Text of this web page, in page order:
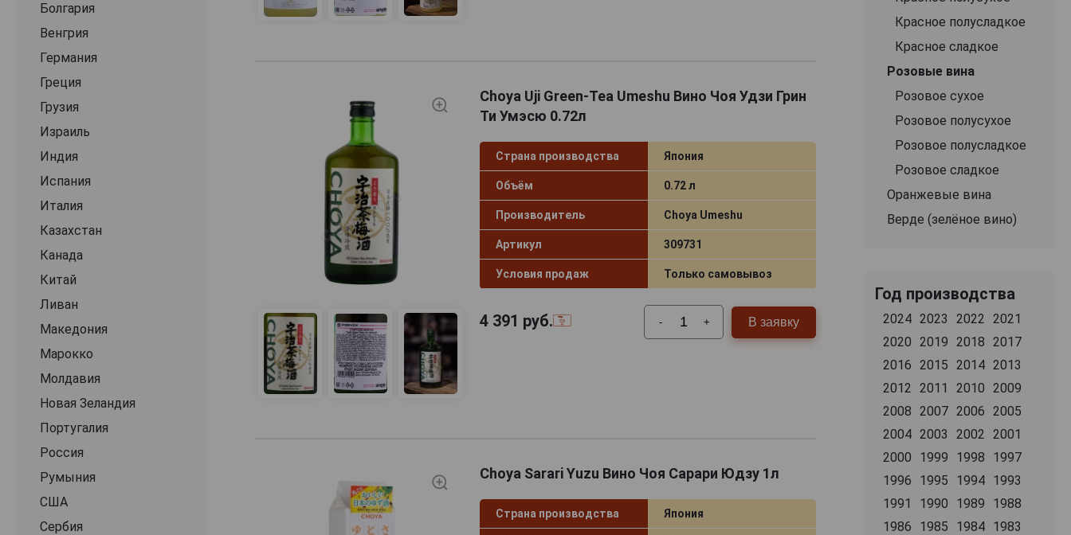
Болгария
Венгрия
Германия
Греция
Грузия
Израиль
Индия
Испания
Италия
Казахстан
Канада
Китай
Ливан
Македония
Марокко
Молдавия
Новая Зеландия
Португалия
Россия
Румыния
США
Сербия
Choya Uji Green-Tea Umeshu Вино Чоя Удзи Грин
Ти Умэсю 0.72л
Страна производства Япония
Объём 0.72 л
Производитель Choya Umeshu
Артикул 309731
Условия продаж Только самовывоз
4 391 руб. - + В заявку
Choya Sarari Yuzu Вино Чоя Сарари Юдзу 1л
Страна производства Япония
Красное полусладкое
Красное сладкое
Розовые вина
Розовое сухое
Розовое полусухое
Розовое полусладкое
Розовое сладкое
Оранжевые вина
Верде (зелёное вино)
Год производства
2024 2023 2022
2021
2020
2019 2018
2017
2016
2015 2014 2013
2012
2011 2010
2009
2008
2007 2006
2005
2004 2003 2002
2001
2000
1999 1998
1997
1996
1995 1994 1993
1991
1990 1989
1988
1986
1985 1984 1983